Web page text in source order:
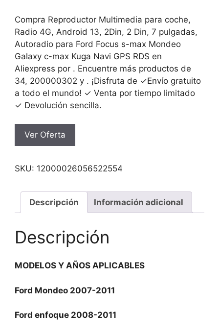
original
era:
191.46€.
actual
es:
139.28€.
Compra Reproductor Multimedia para coche,
Radio 4G, Android 13, 2Din, 2 Din, 7 pulgadas,
Autoradio para Ford Focus s-max Mondeo
Galaxy c-max Kuga Navi GPS RDS en
Aliexpress por . Encuentre más productos de
34, 200000302 y . ¡Disfruta de ✓Envío gratuito
a todo el mundo! ✓ Venta por tiempo limitado
✓ Devolución sencilla.
Ver Oferta
SKU: 12000026056522554
Descripción Información adicional
Descripción
MODELOS Y AÑOS APLICABLES
Ford Mondeo 2007-2011
Ford enfoque 2008-2011